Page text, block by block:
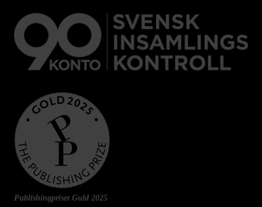
Publishingpriset Guld 2025